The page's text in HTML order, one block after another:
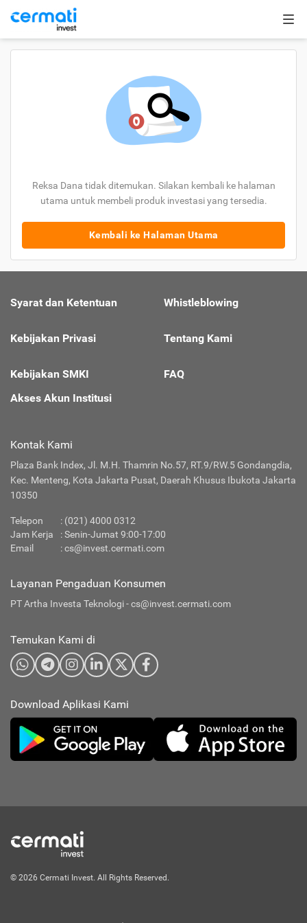
Reksa Dana tidak ditemukan. Silakan kembali ke halaman
utama untuk membeli produk investasi yang tersedia.
Kembali ke Halaman Utama
Syarat dan Ketentuan
Kebijakan Privasi
Kebijakan SMKI
Whistleblowing
Tentang Kami
FAQ
Akses Akun Institusi
Kontak Kami
Plaza Bank Index, Jl. M.H. Thamrin No.57, RT.9/RW.5 Gondangdia,
Kec. Menteng, Kota Jakarta Pusat, Daerah Khusus Ibukota Jakarta
10350
Telepon
: (021) 4000 0312
Jam Kerja
: Senin-Jumat 9:00-17:00
Email
:cs@invest.cermati.com
Layanan Pengaduan Konsumen
PT Artha Investa Teknologi -cs@invest.cermati.com
Temukan Kami di
Download Aplikasi Kami
© 2026 Cermati Invest. All Rights Reserved.